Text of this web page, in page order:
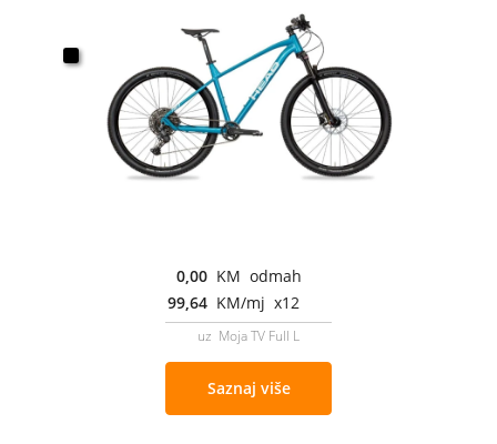
0,00 KM odmah
99,64 KM/mj x12
uz Moja TV Full L
Saznaj više